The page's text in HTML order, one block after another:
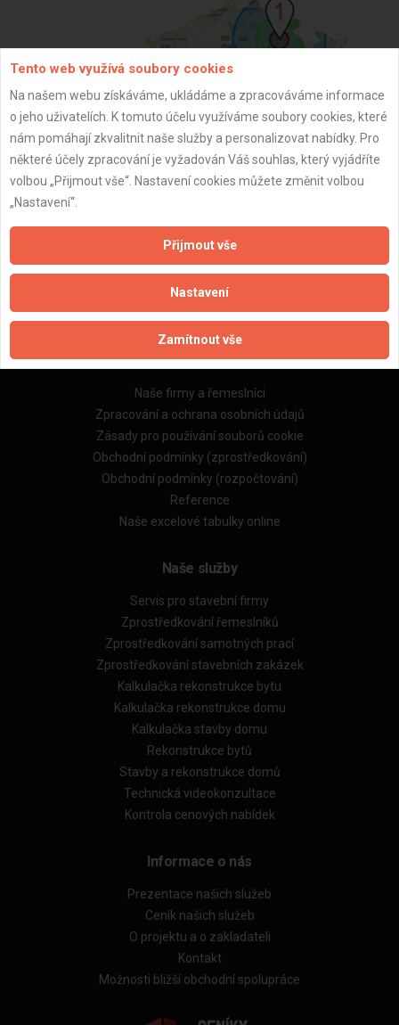
ZPĚT
Aktualizováno z portálu ARES dne 01.12.2025 11:15:02
Důležité informace
Naše firmy a řemeslníci
Zpracování a ochrana osobních údajů
Zásady pro používání souborů cookie
Obchodní podmínky (zprostředkování)
Obchodní podmínky (rozpočtování)
Reference
Naše excelové tabulky online
Naše služby
Servis pro stavební firmy
Zprostředkování řemeslníků
Zprostředkování samotných prací
Zprostředkování stavebních zakázek
Kalkulačka rekonstrukce bytu
Kalkulačka rekonstrukce domu
Kalkulačka stavby domu
Rekonstrukce bytů
Stavby a rekonstrukce domů
Technická videokonzultace
Kontrola cenových nabídek
Informace o nás
Prezentace našich služeb
Ceník našich služeb
O projektu a o zakladateli
Kontakt
Možnosti bližší obchodní spolupráce
Tento web využívá soubory cookies
Na našem webu získáváme, ukládáme a zpracováváme informace
o jeho uživatelích. K tomuto účelu využíváme soubory cookies, které
nám pomáhají zkvalitnit naše služby a personalizovat nabídky. Pro
některé účely zpracování je vyžadován Váš souhlas, který vyjádříte
volbou „Přijmout vše“. Nastavení cookies můžete změnit volbou
„Nastavení“.
Přijmout vše
Nastavení
Zamítnout vše